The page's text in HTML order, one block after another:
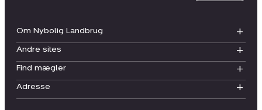
Om Nybolig Landbrug
Andre sites
Find mægler
Adresse